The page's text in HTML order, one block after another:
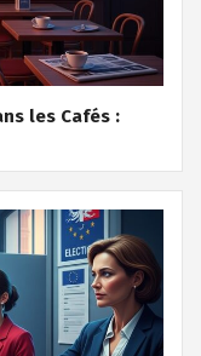
les Cafés :